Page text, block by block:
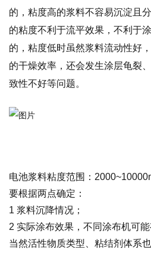
的，粘度高的浆料不容易沉淀且
的粘度不利于流平效果，不利于
的，粘度低时虽然浆料流动性好
的干燥效率，还会发生涂层龟裂
致性不好等问题。
电池浆料粘度范围：
要根据两点确定：
1 浆料沉降情况；
2 实际涂布效果，不同涂布机可
当然活性物质类型、粘结剂体系也